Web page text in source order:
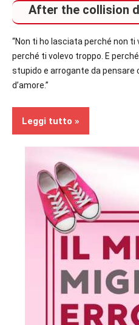
After the collision
“Non ti ho lasciata perché non ti
perché ti volevo troppo. E
stupido e arrogante da
d’amore.”
Leggi tutto
Recensioni
Contemporary
Romance